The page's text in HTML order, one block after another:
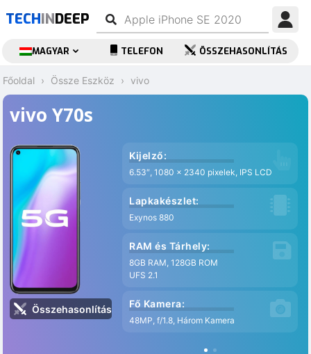
TECHINDEEP
MAGYAR TELEFON ÖSSZEHASONLÍTÁS
Főoldal Össze Eszköz vivo
vivo Y70s
Összehasonlítás
Kijelző:
6.53″, 1080 x 2340 pixelek, IPS LCD
Lapkakészlet:
Exynos 880
RAM és Tárhely:
8GB RAM, 128GB ROM
UFS 2.1
Fő Kamera:
48MP, f/1.8, Három Kamera